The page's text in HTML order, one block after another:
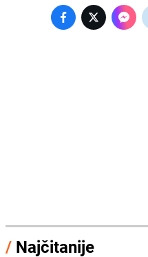
/ Najčitanije